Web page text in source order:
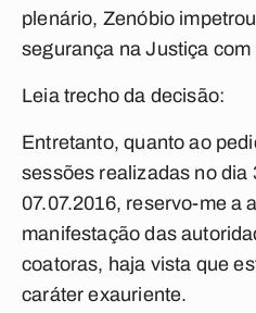
plenário, Zenóbio
segurança na Justiça com
Leia trecho da decisão:
Entretanto, quanto ao
sessões realizadas no dia
07.07.2016, reservo-me a
manifestação das
coatoras, haja vista que
caráter exauriente.